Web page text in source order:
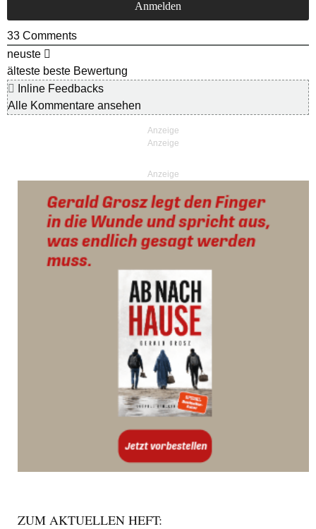
33 Comments
neuste
älteste beste Bewertung
Inline Feedbacks
Alle Kommentare ansehen
Anzeige
ZUM AKTUELLEN HEFT: